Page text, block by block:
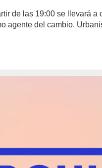
de las 19:00 se llevará
agente del cambio.
author/redaccion/